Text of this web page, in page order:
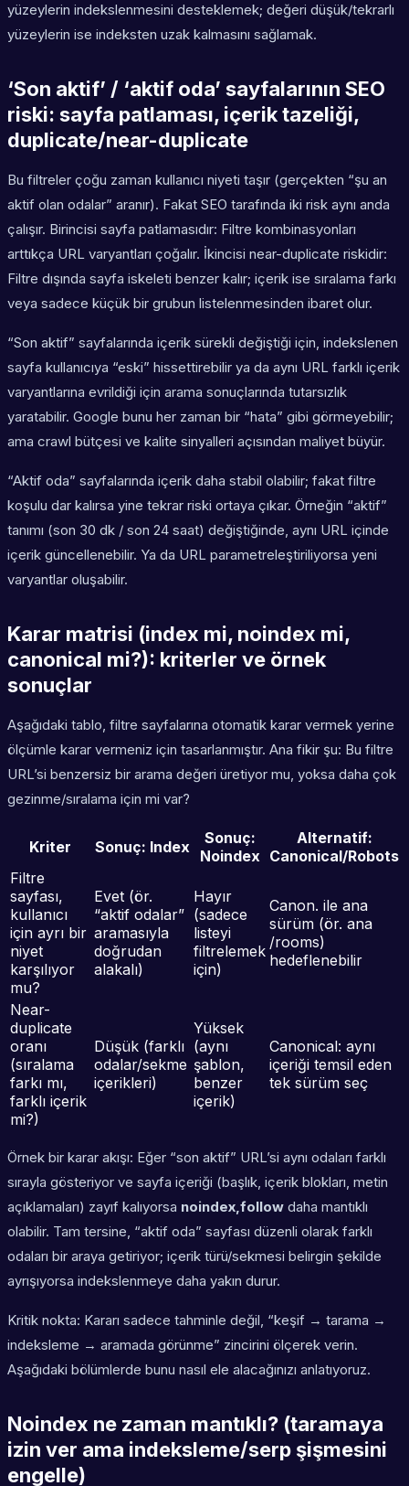
yüzeylerin indekslenmesini desteklemek; değeri düşük/tekrarlı
yüzeylerin ise indeksten uzak kalmasını sağlamak.
‘Son aktif’ / ‘aktif oda’ sayfalarının SEO
riski: sayfa patlaması, içerik tazeliği,
duplicate/near-duplicate
Bu filtreler çoğu zaman kullanıcı niyeti taşır (gerçekten “şu an
aktif olan odalar” aranır). Fakat SEO tarafında iki risk aynı anda
çalışır. Birincisi sayfa patlamasıdır: Filtre kombinasyonları
arttıkça URL varyantları çoğalır. İkincisi near-duplicate riskidir:
Filtre dışında sayfa iskeleti benzer kalır; içerik ise sıralama farkı
veya sadece küçük bir grubun listelenmesinden ibaret olur.
“Son aktif” sayfalarında içerik sürekli değiştiği için, indekslenen
sayfa kullanıcıya “eski” hissettirebilir ya da aynı URL farklı içerik
varyantlarına evrildiği için arama sonuçlarında tutarsızlık
yaratabilir. Google bunu her zaman bir “hata” gibi görmeyebilir;
ama crawl bütçesi ve kalite sinyalleri açısından maliyet büyür.
“Aktif oda” sayfalarında içerik daha stabil olabilir; fakat filtre
koşulu dar kalırsa yine tekrar riski ortaya çıkar. Örneğin “aktif”
tanımı (son 30 dk / son 24 saat) değiştiğinde, aynı URL içinde
içerik güncellenebilir. Ya da URL parametreleştiriliyorsa yeni
varyantlar oluşabilir.
Karar matrisi (index mi, noindex mi,
canonical mi?): kriterler ve örnek
sonuçlar
Aşağıdaki tablo, filtre sayfalarına otomatik karar vermek yerine
ölçümle karar vermeniz için tasarlanmıştır. Ana fikir şu: Bu filtre
URL’si benzersiz bir arama değeri üretiyor mu, yoksa daha çok
gezinme/sıralama için mi var?
Kriter Sonuç: Index
Sonuç:
Noindex
Alternatif:
Canonical/Robots
Filtre
sayfası,
kullanıcı
için ayrı bir
niyet
karşılıyor
mu?
Evet (ör.
“aktif odalar”
aramasıyla
doğrudan
alakalı)
Hayır
(sadece
listeyi
filtrelemek
için)
Canon. ile ana
sürüm (ör. ana
/rooms)
hedeflenebilir
Near-
duplicate
oranı
(sıralama
farkı mı,
farklı içerik
mi?)
Düşük (farklı
odalar/sekme
içerikleri)
Yüksek
(aynı
şablon,
benzer
içerik)
Canonical: aynı
içeriği temsil eden
tek sürüm seç
Örnek bir karar akışı: Eğer “son aktif” URL’si aynı odaları farklı
sırayla gösteriyor ve sayfa içeriği (başlık, içerik blokları, metin
açıklamaları) zayıf kalıyorsa noindex,follow daha mantıklı
olabilir. Tam tersine, “aktif oda” sayfası düzenli olarak farklı
odaları bir araya getiriyor; içerik türü/sekmesi belirgin şekilde
ayrışıyorsa indekslenmeye daha yakın durur.
Kritik nokta: Kararı sadece tahminle değil, “keşif → tarama →
indeksleme → aramada görünme” zincirini ölçerek verin.
Aşağıdaki bölümlerde bunu nasıl ele alacağınızı anlatıyoruz.
Noindex ne zaman mantıklı? (taramaya
izin ver ama indeksleme/serp şişmesini
engelle)